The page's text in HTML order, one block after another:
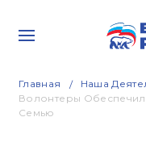
Главная Наша
Волонтеры
Семью